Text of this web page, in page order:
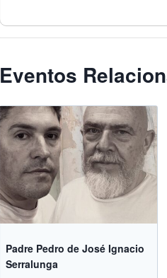
Eventos
Padre Pedro de José Ignacio
Serralunga